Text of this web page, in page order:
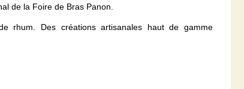
de la Foire de Bras Panon.
rhum. Des créations artisanales haut de gamme